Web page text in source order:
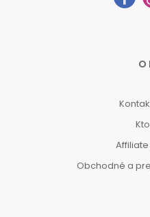
O
Obchodné a